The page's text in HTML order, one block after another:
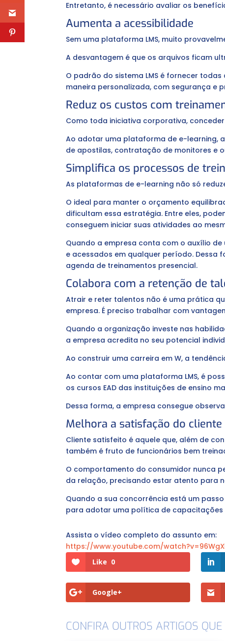
Entretanto, é necessário avaliar os
Aumenta a acessibilidade
Sem uma plataforma LMS, muito
A desvantagem é que os arquivos ficam
O padrão do sistema LMS é fornecer
maneira personalizada, com segurança e
Reduz os custos com
Como toda iniciativa corporativa,
Ao adotar uma plataforma de e-learning,
de apostilas, contratação de monitores e
Simplifica os processos de
As plataformas de e-learning não só
O ideal para manter o orçamento
dificultam essa estratégia. Entre eles,
conseguem iniciar suas atividades ao
Quando a empresa conta com o auxílio
e acessados em qualquer período. Dessa
agenda de treinamentos presencial.
Colabora com a retenção de
Atrair e reter talentos não é uma prática
empresa. É preciso trabalhar com
Quando a organização investe nas
a empresa acredita no seu potencial
Ao construir uma carreira em W, a
Ao contar com uma plataforma LMS, é
os cursos EAD das instituições de ensino
Dessa forma, a empresa consegue
Melhora a satisfação do cliente
Cliente satisfeito é aquele que, além de
também é fruto de funcionários bem
O comportamento do consumidor nunca
da relação, precisando estar atento para
Quando a sua concorrência está um
para adotar uma política de capacitações
Assista o vídeo completo do assunto em:
https://www.youtube.com/
Like 0
Google+
CONFIRA OUTROS ARTIGOS